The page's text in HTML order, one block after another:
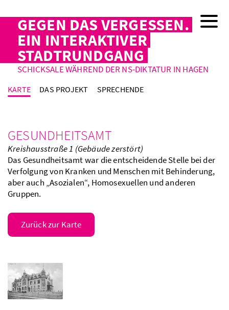
GEGEN DAS VERGESSEN.
EIN INTERAKTIVER
STADTRUNDGANG
SCHICKSALE WÄHREND DER NS-DIKTATUR IN HAGEN
KARTE DAS PROJEKT SPRECHENDE
GESUNDHEITSAMT
Kreishausstraße 1 (Gebäude zerstört)
Das Gesundheitsamt war die entscheidende Stelle bei der
Verfolgung von Kranken und Menschen mit Behinderung,
aber auch „Asozialen“, Homosexuellen und anderen
Gruppen.
Zurück zur Karte